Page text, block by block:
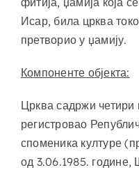
Исар, била црква
претворио у џамију.
Компоненте објекта:
Црква садржи четири
регистровао
споменика културе
од 3.06.1985. године,